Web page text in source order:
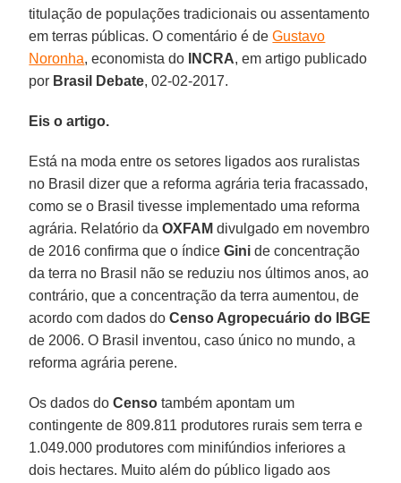
titulação de populações tradicionais ou assentamento
em terras públicas. O comentário é de Gustavo
Noronha, economista do INCRA, em artigo publicado
por Brasil Debate, 02-02-2017.
Eis o artigo.
Está na moda entre os setores ligados aos ruralistas
no Brasil dizer que a reforma agrária teria fracassado,
como se o Brasil tivesse implementado uma reforma
agrária. Relatório daOXFAM divulgado em novembro
de 2016 confirma que o índiceGini de concentração
da terra no Brasil não se reduziu nos últimos anos, ao
contrário, que a concentração da terra aumentou, de
acordo com dados doCenso Agropecuário do IBGE
de 2006. O Brasil inventou, caso único no mundo, a
reforma agrária perene.
Os dados doCenso também apontam um
contingente de 809.811 produtores rurais sem terra e
1.049.000 produtores com minifúndios inferiores a
dois hectares. Muito além do público ligado aos